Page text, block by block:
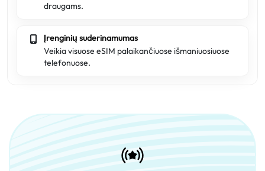
draugams.
Įrenginių suderinamumas
Veikia visuose eSIM palaikančiuose išmaniuosiuose
telefonuose.